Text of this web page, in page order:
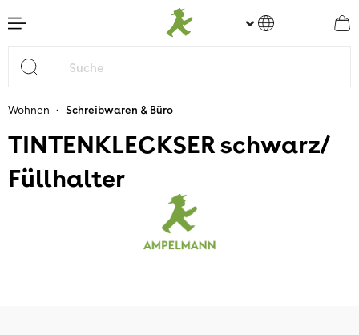
springen
Wohnen • Schreibwaren & Büro
TINTENKLECKSER schwarz/
Füllhalter